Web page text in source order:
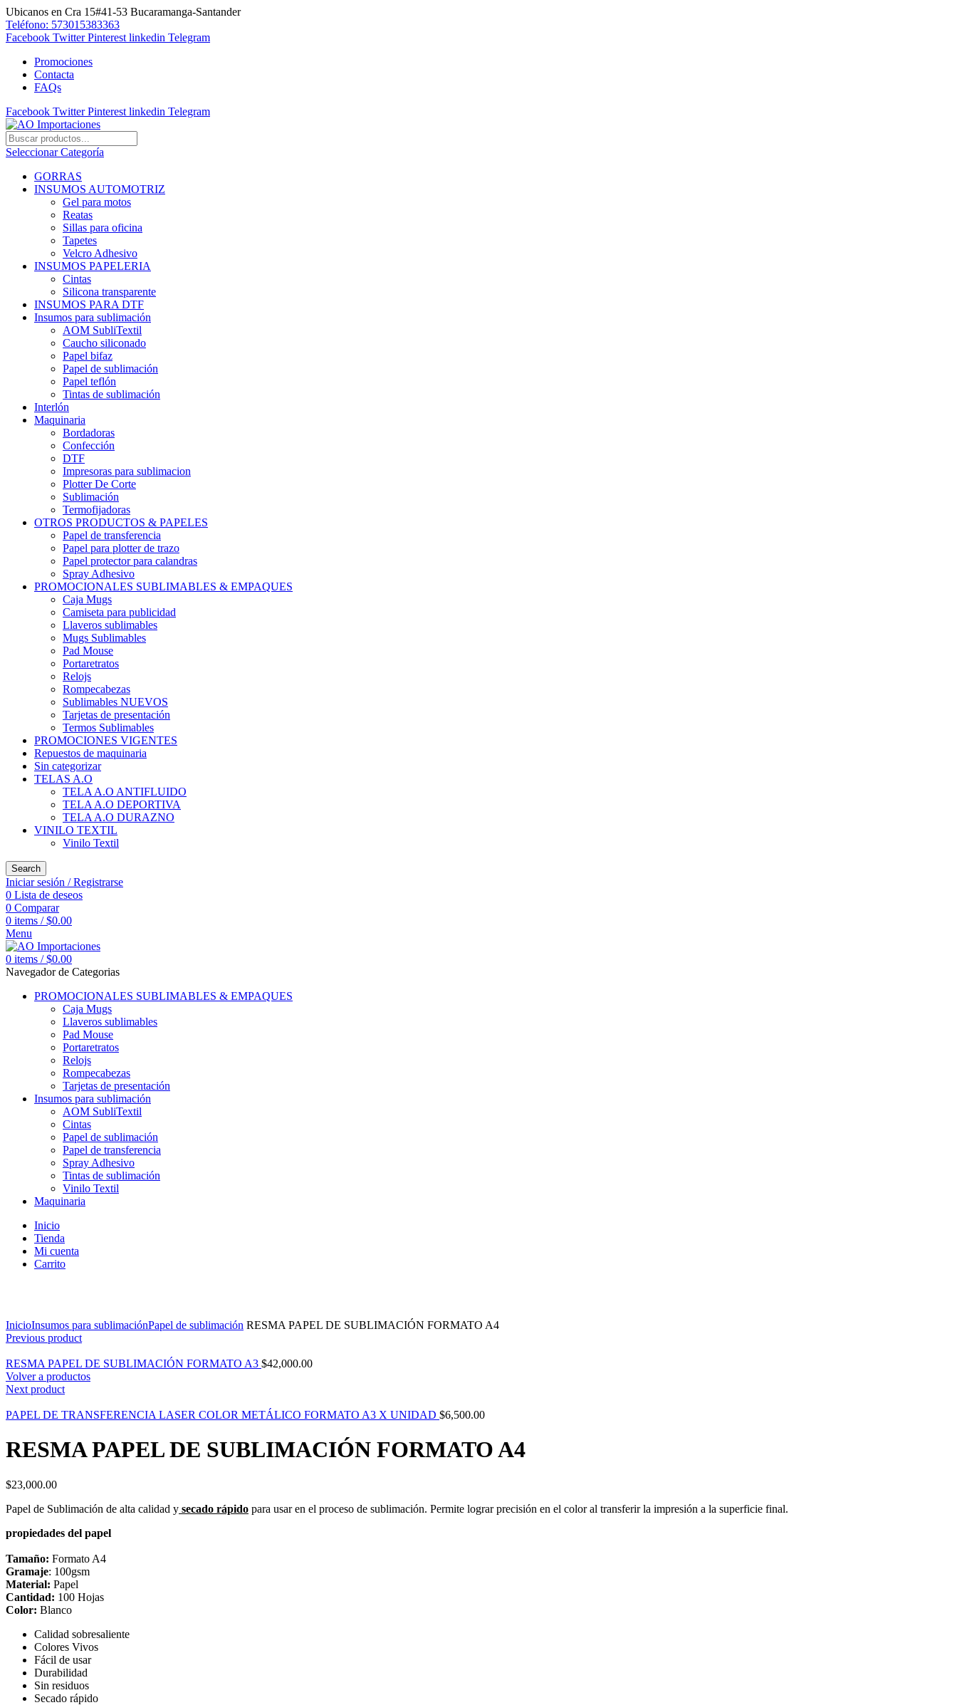
Ubicanos en Cra 15#41-53 Bucaramanga-Santander
Teléfono: 573015383363
Facebook Twitter Pinterest linkedin Telegram
Promociones
Contacta
FAQs
Facebook Twitter Pinterest linkedin Telegram
Seleccionar Categoría
GORRAS
INSUMOS AUTOMOTRIZ
Gel para motos
Reatas
Sillas para oficina
Tapetes
Velcro Adhesivo
INSUMOS PAPELERIA
Cintas
Silicona transparente
INSUMOS PARA DTF
Insumos para sublimación
AOM SubliTextil
Caucho siliconado
Papel bifaz
Papel de sublimación
Papel teflón
Tintas de sublimación
Interlón
Maquinaria
Bordadoras
Confección
DTF
Impresoras para sublimacion
Plotter De Corte
Sublimación
Termofijadoras
OTROS PRODUCTOS & PAPELES
Papel de transferencia
Papel para plotter de trazo
Papel protector para calandras
Spray Adhesivo
PROMOCIONALES SUBLIMABLES & EMPAQUES
Caja Mugs
Camiseta para publicidad
Llaveros sublimables
Mugs Sublimables
Pad Mouse
Portaretratos
Relojs
Rompecabezas
Sublimables NUEVOS
Tarjetas de presentación
Termos Sublimables
PROMOCIONES VIGENTES
Repuestos de maquinaria
Sin categorizar
TELAS A.O
TELA A.O ANTIFLUIDO
TELA A.O DEPORTIVA
TELA A.O DURAZNO
VINILO TEXTIL
Vinilo Textil
Search
Iniciar sesión / Registrarse
0 Lista de deseos
0 Comparar
0 items / $0.00
Menu
0 items / $0.00
Navegador de Categorias
PROMOCIONALES SUBLIMABLES & EMPAQUES
Caja Mugs
Llaveros sublimables
Pad Mouse
Portaretratos
Relojs
Rompecabezas
Tarjetas de presentación
Insumos para sublimación
AOM SubliTextil
Cintas
Papel de sublimación
Papel de transferencia
Spray Adhesivo
Tintas de sublimación
Vinilo Textil
Maquinaria
Inicio
Tienda
Mi cuenta
Carrito
InicioInsumos para sublimaciónPapel de sublimación RESMA PAPEL DE SUBLIMACIÓN FORMATO A4
Previous product
RESMA PAPEL DE SUBLIMACIÓN FORMATO A3 $42,000.00
Volver a productos
Next product
PAPEL DE TRANSFERENCIA LASER COLOR METÁLICO FORMATO A3 X UNIDAD $6,500.00
RESMA PAPEL DE SUBLIMACIÓN FORMATO A4
$23,000.00
Papel de Sublimación de alta calidad y secado rápido para usar en el proceso de sublimación. Permite lograr precisión en el color al transferir la impresión a la superficie final.
propiedades del papel
Tamaño: Formato A4
Gramaje: 100gsm
Material: Papel
Cantidad: 100 Hojas
Color: Blanco
Calidad sobresaliente
Colores Vivos
Fácil de usar
Durabilidad
Sin residuos
Secado rápido